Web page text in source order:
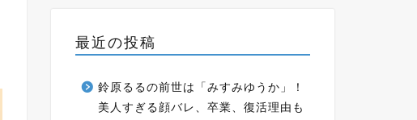
最近の投稿
鈴原るるの前世は「みすみゆうか」！
美人すぎる顔バレ、卒業、復活理由も